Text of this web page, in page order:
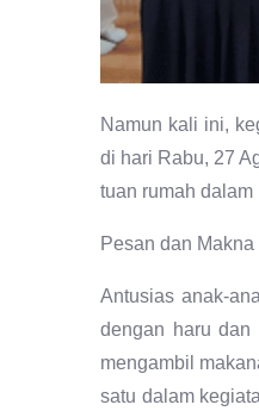
Namun kali ini,
di hari Rabu, 27
tuan rumah
Pesan dan
Antusias anak-
dengan haru dan
mengambil
satu dalam